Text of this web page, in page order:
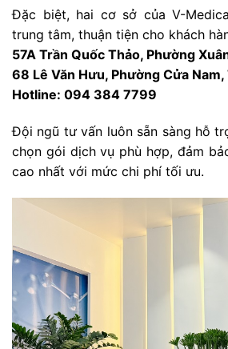
Đặc biệt, hai cơ sở của V-
trung tâm, thuận tiện cho khách
57A Trần Quốc Thảo, Phường
68 Lê Văn Hưu, Phường Cửa Nam,
Hotline: 094 384 7799
Đội ngũ tư vấn luôn sẵn sàng hỗ
chọn gói dịch vụ phù hợp, đảm
cao nhất với mức chi phí tối ưu.